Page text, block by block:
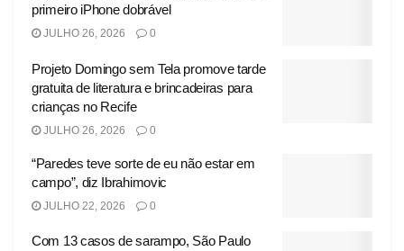
primeiro iPhone dobrável
JULHO 26, 2026 0
Projeto Domingo sem Tela promove tarde
gratuita de literatura e brincadeiras para
crianças no Recife
JULHO 26, 2026 0
“Paredes teve sorte de eu não estar em
campo”, diz Ibrahimovic
JULHO 22, 2026 0
Com 13 casos de sarampo, São Paulo